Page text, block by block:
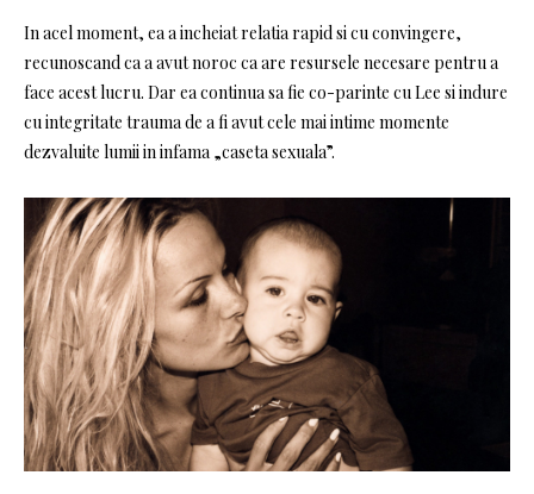
In acel moment, ea a incheiat relatia rapid si cu convingere,
recunoscand ca a avut noroc ca are resursele necesare pentru a
face acest lucru. Dar ea continua sa fie co-parinte cu Lee si indure
cu integritate trauma de a fi avut cele mai intime momente
dezvaluite lumii in infama „caseta sexuala”.